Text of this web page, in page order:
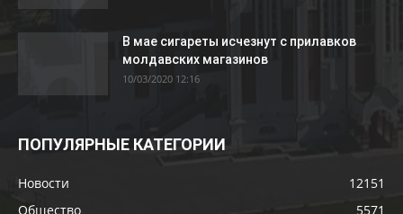
В мае сигареты исчезнут с прилавков
молдавских магазинов
10/03/2020 12:16
ПОПУЛЯРНЫЕ КАТЕГОРИИ
Новости
12151
Общество
5571